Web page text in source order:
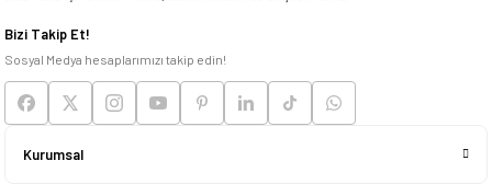
Deneyimini Paylaş
Bizi Takip Et!
Sosyal Medya hesaplarımızı takip edin!
Kurumsal